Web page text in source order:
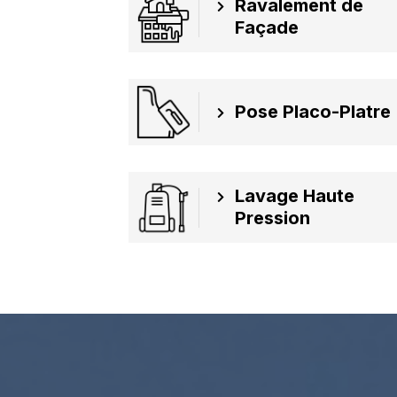
Ravalement de
Façade
Pose Placo-Platre
Lavage Haute
Pression